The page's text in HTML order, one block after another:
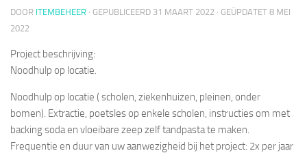
DOOR ITEMBEHEER · GEPUBLICEERD 31 MAART 2022 · GEÜPDATET 8 MEI
2022
Project beschrijving:
Noodhulp op locatie.
Noodhulp op locatie ( scholen, ziekenhuizen, pleinen, onder
bomen). Extractie, poetsles op enkele scholen, instructies om met
backing soda en vloeibare zeep zelf tandpasta te maken.
Frequentie en duur van uw aanwezigheid bij het project: 2x per jaar